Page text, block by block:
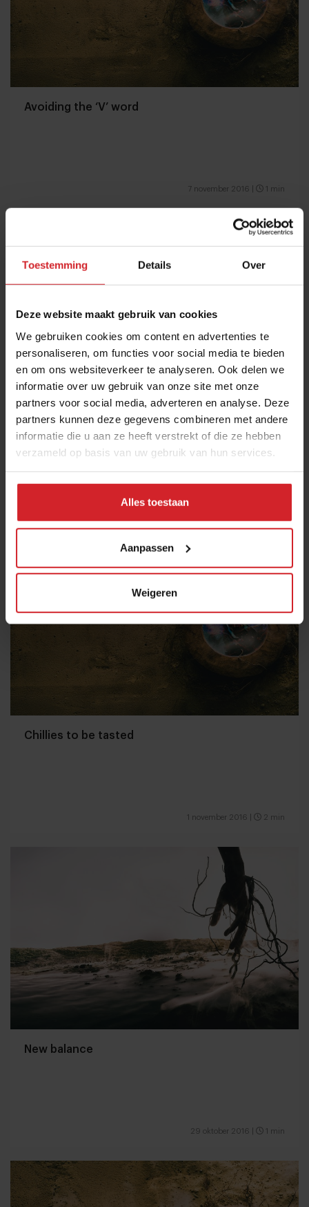
Toestemming Details Over
Deze website maakt gebruik van cookies
We gebruiken cookies om content en advertenties te
personaliseren, om functies voor social media te bieden
en om ons websiteverkeer te analyseren. Ook delen we
informatie over uw gebruik van onze site met onze
partners voor social media, adverteren en analyse. Deze
partners kunnen deze gegevens combineren met andere
informatie die u aan ze heeft verstrekt of die ze hebben
verzameld op basis van uw gebruik van hun services.
Alles toestaan
Aanpassen
Weigeren
Avoiding the ‘V’ word
7 november 2016 1 min
Veggies with chef Virgilio
2 november 2016
Chillies to be tasted
1 november 2016 2 min
New balance
29 oktober 2016 1 min